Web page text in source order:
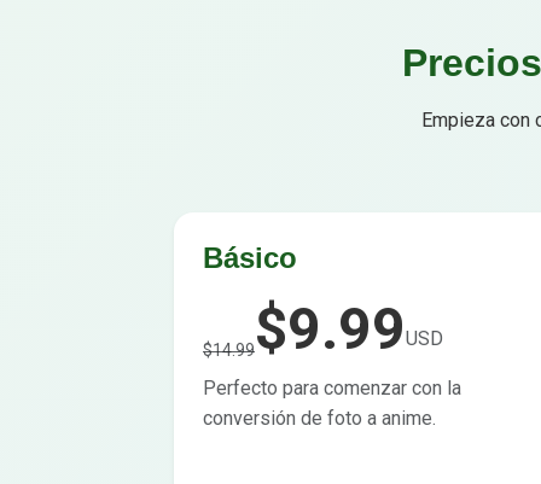
Empieza con
Básico
$14.99$9.99USD
Perfecto para comenzar con la
conversión de foto a anime.